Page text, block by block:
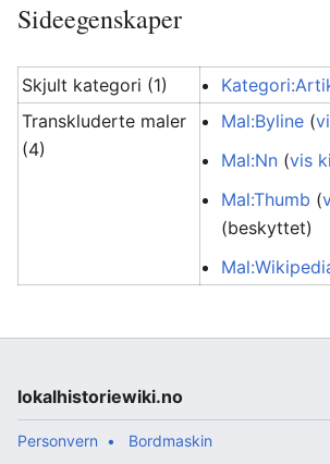
Sideegenskaper
Skjult kategori (1)
Transkluderte maler
(4)
Mal:Byline (
Mal:Nn (vis
Mal:Thumb (
(beskyttet)
lokalhistoriewiki.no
Personvern Bordmaskin